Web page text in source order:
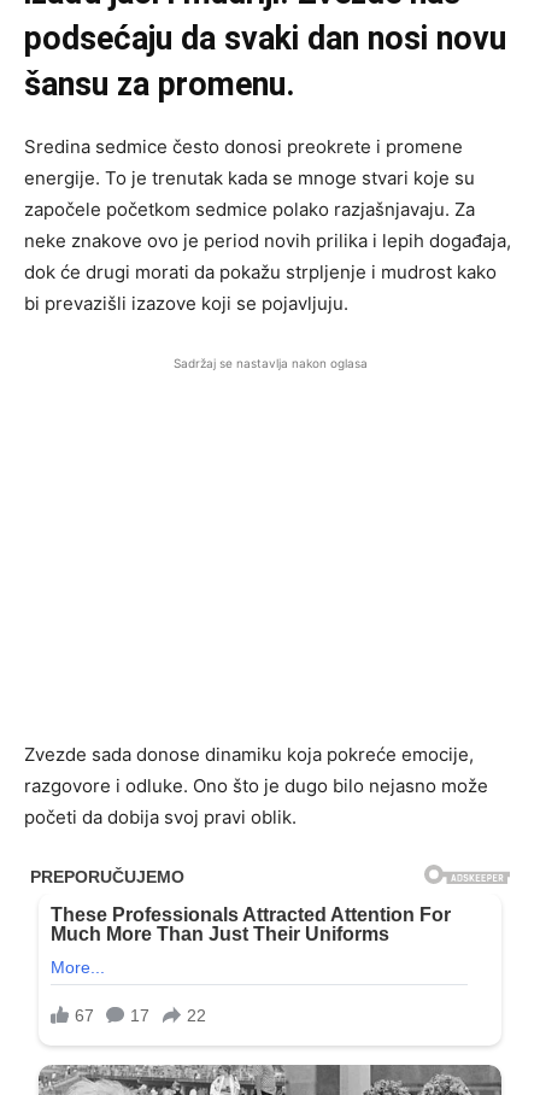
podsećaju da svaki dan nosi novu
šansu za promenu.
Sredina sedmice često donosi preokrete i promene
energije. To je trenutak kada se mnoge stvari koje su
započele početkom sedmice polako razjašnjavaju. Za
neke znakove ovo je period novih prilika i lepih događaja,
dok će drugi morati da pokažu strpljenje i mudrost kako
bi prevazišli izazove koji se pojavljuju.
Sadržaj se nastavlja nakon oglasa
Zvezde sada donose dinamiku koja pokreće emocije,
razgovore i odluke. Ono što je dugo bilo nejasno može
početi da dobija svoj pravi oblik.